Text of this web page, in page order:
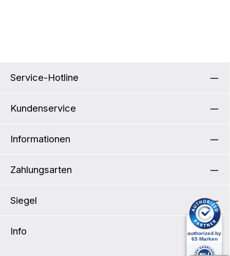
Service-Hotline
Kundenservice
Informationen
Zahlungsarten
Siegel
Info